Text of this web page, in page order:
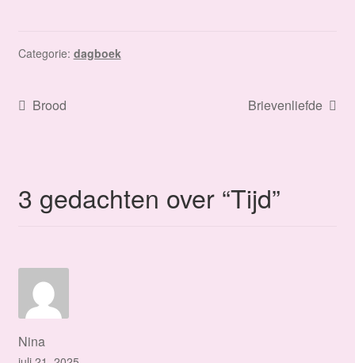
Categorie: dagboek
Bericht
Vorig
Brood
Volgend
Brievenliefde
3 gedachten over “Tijd”
Nina